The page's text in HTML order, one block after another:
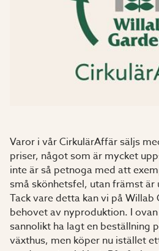
Varor i vår CirkulärAffär säljs
priser, något som är mycket
inte är så petnoga med att
små skönhetsfel, utan främst
Tack vare detta kan vi på
behovet av nyproduktion. I
sannolikt ha lagt en beställning
växthus, men köper nu istället